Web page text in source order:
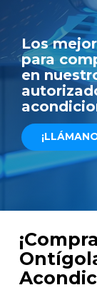
Los
para
en
¡LLÁMAN